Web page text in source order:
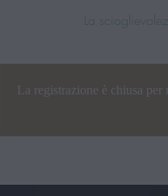
La registrazione è chiusa